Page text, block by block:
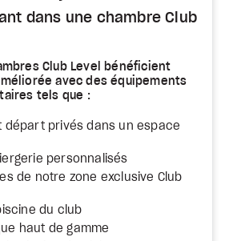
dans une chambre Club
Club Level bénéficient
avec des équipements
tels que :
départ privés dans un espace
personnalisés
de notre zone exclusive Club
du club
haut de gamme